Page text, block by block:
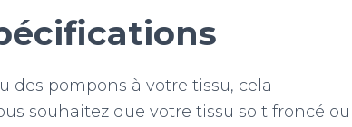
des pompons à votre tissu, cela
souhaitez que votre tissu soit froncé ou